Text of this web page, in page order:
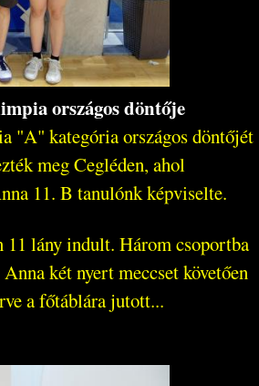
országos döntője
"A" kategória országos döntőjét
meg Cegléden, ahol
11. B tanulónk képviselte.
11 lány indult. Három csoportba
két nyert meccset követően
a főtáblára jutott...